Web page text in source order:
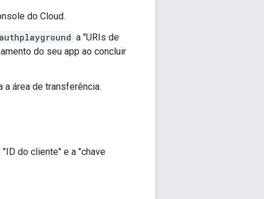
do Cloud.
a "URIs de
do seu app ao concluir
área de transferência.
do cliente" e a "chave